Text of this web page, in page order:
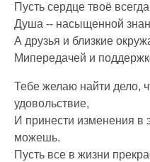
Пусть сердце твоё
Душа -- насыщенной
А друзья и близкие
Мипередачей и
Тебе желаю найти дело,
удовольствие,
И принести изменения в
можешь.
Пусть все в жизни